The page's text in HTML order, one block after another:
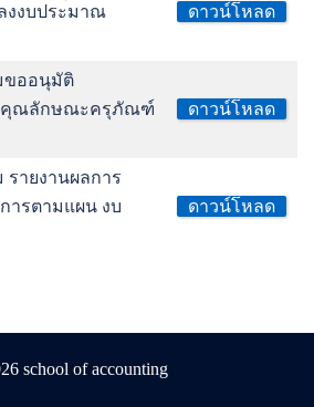
งงบประมาณ
ดาวน์โหลด
ขออนุมัติ
คุณลักษณะครุภัณฑ์
ดาวน์โหลด
รายงานผลการ
ารตามแผน งบ
ดาวน์โหลด
school of accounting